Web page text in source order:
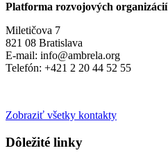
Platforma rozvojových
Miletičova 7
821 08 Bratislava
E-mail: info@ambrela.org
Telefón: +421 2 20 44 52 55
Zobraziť všetky kontakty
Dôležité linky